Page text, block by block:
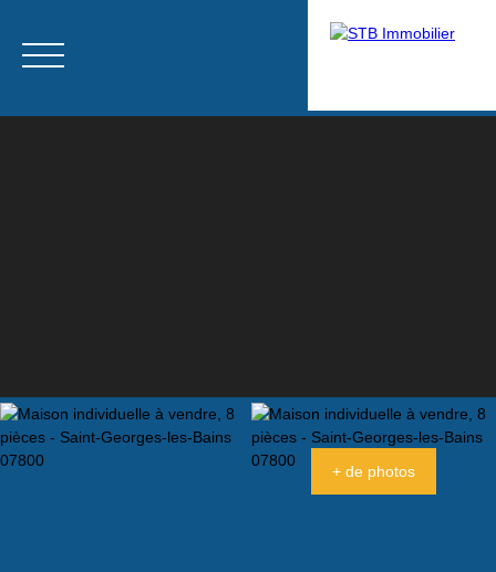
+ de photos